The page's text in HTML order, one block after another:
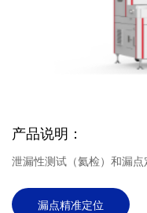
产品说明：
泄漏性测试（氦检）和漏点
漏点精准定位